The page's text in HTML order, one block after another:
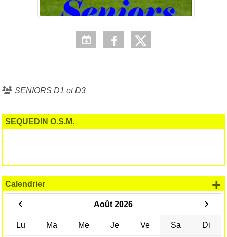
SENIORS D1 et D3
SEQUEDIN O.S.M.
Calendrier
Août 2026
Lu Ma Me Je Ve Sa Di
+